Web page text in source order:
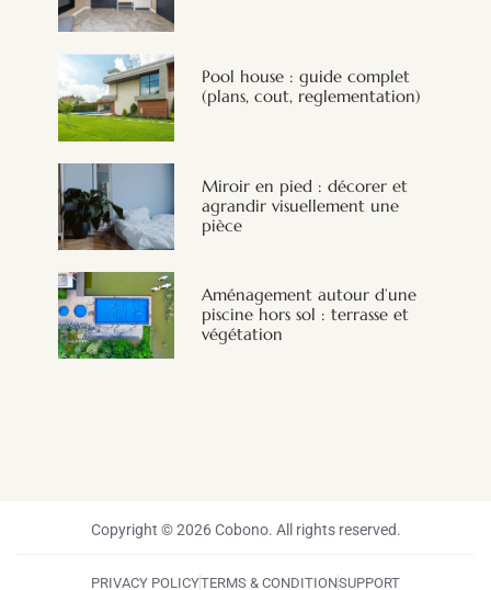
Pool house : guide complet
(plans, cout, reglementation)
Miroir en pied : décorer et
agrandir visuellement une
pièce
Aménagement autour d’une
piscine hors sol : terrasse et
végétation
Copyright © 2026 Cobono. All rights reserved.
PRIVACY POLICYTERMS & CONDITIONSUPPORT